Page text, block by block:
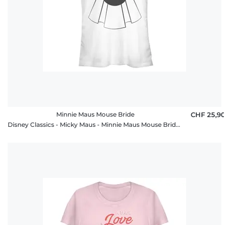
Minnie Maus Mouse Bride
Disney Classics - Micky Maus - Minnie Maus Mouse Bride - Frauen T-Shirt
CHF 25,90